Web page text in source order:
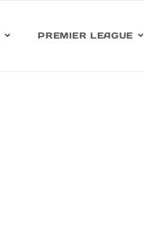
PREMIER LEAGUE